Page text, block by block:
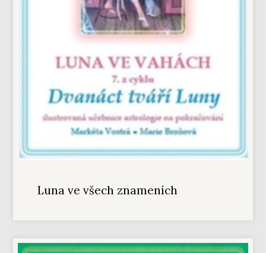
Luna ve všech znameních